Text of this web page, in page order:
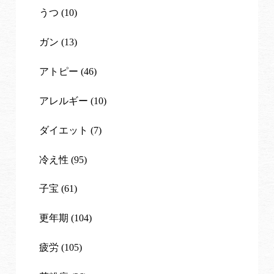
うつ (10)
ガン (13)
アトピー (46)
アレルギー (10)
ダイエット (7)
冷え性 (95)
子宝 (61)
更年期 (104)
疲労 (105)